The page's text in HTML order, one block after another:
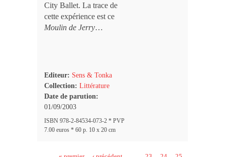
City Ballet. La trace de
cette expérience est ce
Moulin de Jerry…
Editeur: Sens & Tonka
Collection: Littérature
Date de parution:
01/09/2003
ISBN 978-2-84534-073-2 * PVP
7.00 euros * 60 p. 10 x 20 cm